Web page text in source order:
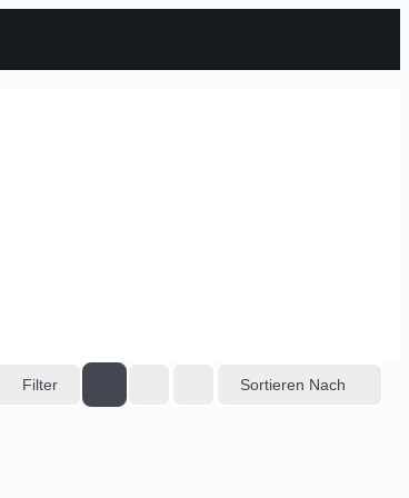
Filter Sortieren Nach